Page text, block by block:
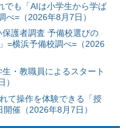
でも「AIは小学生から学ば
=（2026年8月7日）
護者調査 予備校選びの
=横浜予備校調べ=（2026
・教職員によるスタート
て操作を体験できる「授
催（2026年8月7日）